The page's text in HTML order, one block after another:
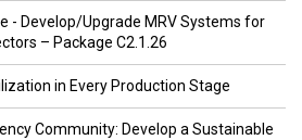
- Develop/Upgrade MRV Systems for
– Package C2.1.26
in Every Production Stage
Community: Develop a Sustainable